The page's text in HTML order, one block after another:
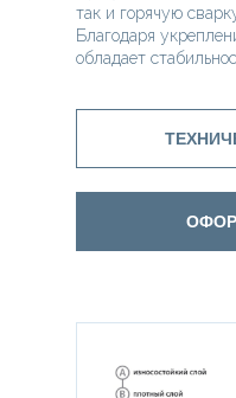
так и горячую
Благодаря
обладает